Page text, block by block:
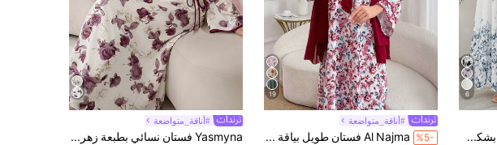
6
Al Najma فستان أنيق مطبوع بشكل الوردة مع وشاح رأس
19
#أناقة_متواضعة
%5-
Al Najma فستان طويل بياقة دائرية مخطط بتصميم الأزهار مع شريط مكشكش على الحافة وغطاء للرأس على الطريقة العربية، محتشم
#أناقة_متواضعة
Yasmyna فستان نسائي بطبعة زهرية وياقة على شكل حرف V وربطة خصر بأسلوب عربي